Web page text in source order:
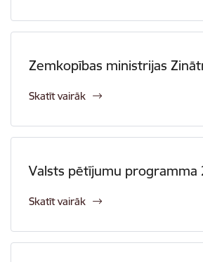
Zemkopības ministrijas
Skatīt vairāk
Valsts pētījumu programma
Skatīt vairāk